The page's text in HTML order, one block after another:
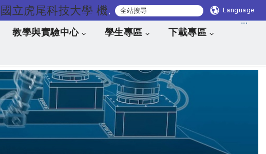
國立虎尾科技大學 機械與電腦輔助工程系 Language
:::
教學與實驗中心 學生專區 下載專區